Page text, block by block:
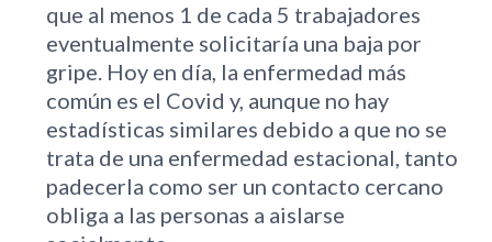
que al menos 1 de cada 5 trabajadores
eventualmente solicitaría una baja por
gripe. Hoy en día, la enfermedad más
común es el Covid y, aunque no hay
estadísticas similares debido a que no se
trata de una enfermedad estacional, tanto
padecerla como ser un contacto cercano
obliga a las personas a aislarse